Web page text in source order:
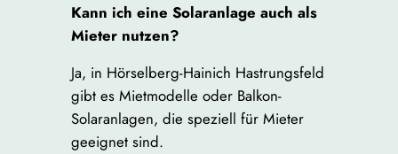
Kann ich eine Solaranlage auch als
Mieter nutzen?
Ja, in Hörselberg-Hainich Hastrungsfeld
gibt es Mietmodelle oder Balkon-
Solaranlagen, die speziell für Mieter
geeignet sind.